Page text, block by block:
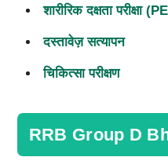
शारीरिक दक्षता परीक्षा (
दस्तावेज़ सत्यापन
चिकित्सा परीक्षण
RRB Group D